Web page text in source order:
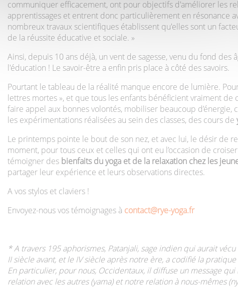
communiquer efficacement, ont pour objectifs d'améliorer les
apprentissages et entrent donc particulièrement en résonance
nombreux travaux scientifiques établissent qu'elles sont un
de la réussite éducative et sociale. »
Ainsi, depuis 10 ans déjà, un vent de sagesse, venu du fond des
l'éducation ! Le savoir-être a enfin pris place à côté des savoirs.
Pourtant le tableau de la réalité manque encore de lumière.
lettres mortes », et que tous les enfants bénéficient vraiment de
faire appel aux bonnes volontés, mobiliser beaucoup d’énergie,
les expérimentations réalisées au sein des classes, des cours de
Le printemps pointe le bout de son nez, et avec lui, le désir de
moment, pour tous ceux et celles qui ont eu l’occasion de
témoigner des bienfaits du yoga et de la relaxation chez les
partager leur expérience et leurs observations directes.
A vos stylos et claviers !
Envoyez-nous vos témoignages à contact@rye-yoga.fr
* A travers 195 aphorismes, Patanjali, sage indien qui aurait
II siècle avant, et le IV siècle après notre ère, a codifié la pratique
En particulier, pour nous, Occidentaux, il diffuse un message
relation avec les autres (yama) et notre relation à nous-mêmes